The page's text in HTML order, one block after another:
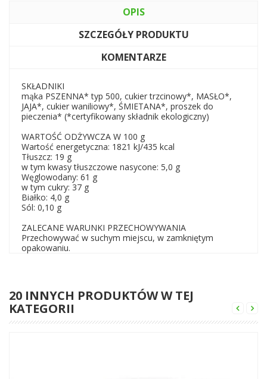
OPIS
SZCZEGÓŁY PRODUKTU
KOMENTARZE
SKŁADNIKI
mąka PSZENNA* typ 500, cukier trzcinowy*, MASŁO*,
JAJA*, cukier waniliowy*, ŚMIETANA*, proszek do
pieczenia* (*certyfikowany składnik ekologiczny)
WARTOŚĆ ODŻYWCZA W 100 g
Wartość energetyczna: 1821 kJ/435 kcal
Tłuszcz: 19 g
w tym kwasy tłuszczowe nasycone: 5,0 g
Węglowodany: 61 g
w tym cukry: 37 g
Białko: 4,0 g
Sól: 0,10 g
ZALECANE WARUNKI PRZECHOWYWANIA
Przechowywać w suchym miejscu, w zamkniętym
opakowaniu.
20 INNYCH PRODUKTÓW W TEJ
KATEGORII